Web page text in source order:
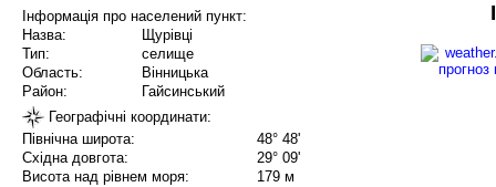
Інформація про населений пункт:
Назва:
Щурівці
Тип:
селище
Область:
Вінницька
Район:
Гайсинський
Географічні координати:
Північна широта:
48° 48'
Східна довгота:
29° 09'
Висота над рівнем моря:
179 м